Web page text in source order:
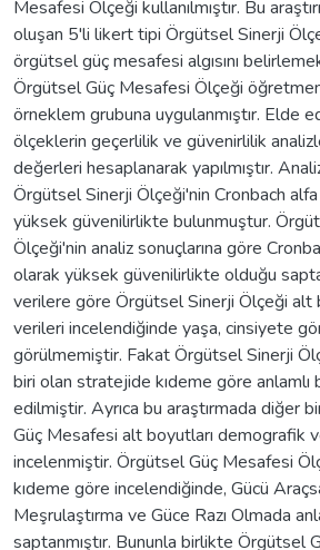
Mesafesi Ölçeği kullanılmıştır. Bu
oluşan 5'li likert tipi Örgütsel Sinerji
örgütsel güç mesafesi algısını
Örgütsel Güç Mesafesi Ölçeği
örneklem grubuna uygulanmıştır. Elde
ölçeklerin geçerlilik ve güvenirlilik
değerleri hesaplanarak yapılmıştır.
Örgütsel Sinerji Ölçeği'nin Cronbach
yüksek güvenilirlikte bulunmuştur.
Ölçeği'nin analiz sonuçlarına göre
olarak yüksek güvenilirlikte olduğu
verilere göre Örgütsel Sinerji Ölçeği alt
verileri incelendiğinde yaşa, cinsiyete
görülmemiştir. Fakat Örgütsel Sinerji
biri olan stratejide kıdeme göre
edilmiştir. Ayrıca bu araştırmada diğer
Güç Mesafesi alt boyutları demografik
incelenmiştir. Örgütsel Güç Mesafesi
kıdeme göre incelendiğinde, Gücü
Meşrulaştırma ve Güce Razı Olmada
saptanmıştır. Bununla birlikte Örgütsel